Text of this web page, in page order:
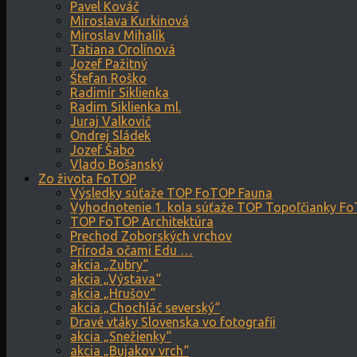
Pavel Kováč
Miroslava Kurkinová
Miroslav Mihalík
Tatiana Orolínová
Jozef Pažitný
Štefan Roško
Radimír Siklienka
Radim Siklienka ml.
Juraj Valkovič
Ondrej Sládek
Jozef Šabo
Vlado Bošanský
Zo života FoTOP
Výsledky súťaže TOP FoTOP Fauna
Vyhodnotenie 1. kola súťaže TOP Topoľčianky
TOP FoTOP Architektúra
Prechod Zoborských vrchov
Príroda očami Edu …
akcia „Zubry“
akcia „Výstava“
akcia „Hrušov“
akcia „Chochláč severský“
Dravé vtáky Slovenska vo fotografii
akcia „Snežienky“
akcia „Bujakov vrch“